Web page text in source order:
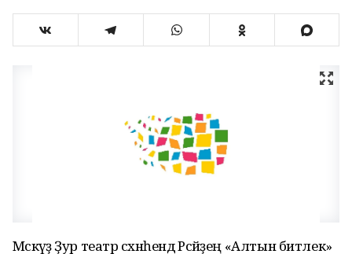
Мәскәүҙә Ҙур театр сәхнәһендә Рәсәйҙең «Алтын битлек»